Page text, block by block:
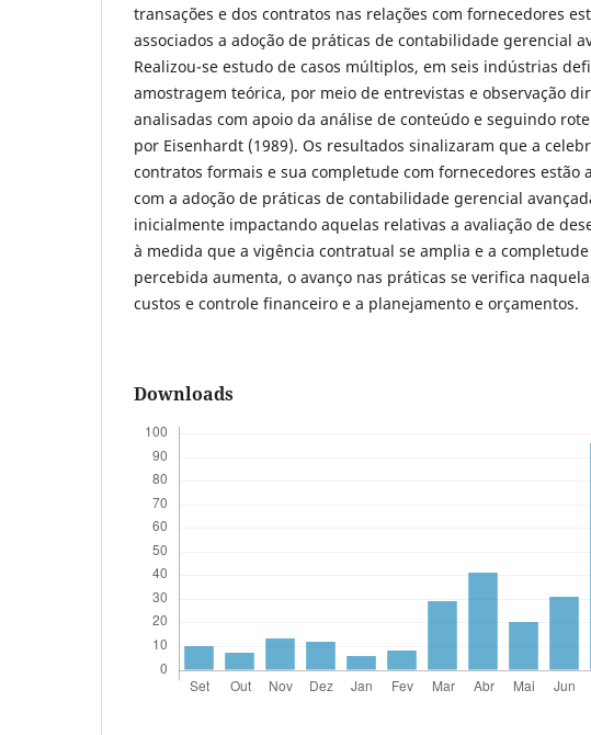
transações e dos contratos nas relações com fornecedores
associados a adoção de práticas de contabilidade gerencial
Realizou-se estudo de casos múltiplos, em seis indústrias
amostragem teórica, por meio de entrevistas e observação
analisadas com apoio da análise de conteúdo e seguindo
por Eisenhardt (1989). Os resultados sinalizaram que a
contratos formais e sua completude com fornecedores estão
com a adoção de práticas de contabilidade gerencial
inicialmente impactando aquelas relativas a avaliação de
à medida que a vigência contratual se amplia e a
percebida aumenta, o avanço nas práticas se verifica
custos e controle financeiro e a planejamento e orçamentos.
Downloads